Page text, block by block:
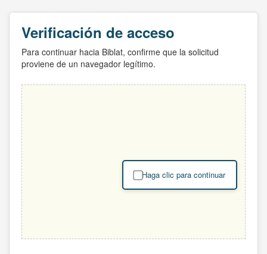
Verificación de acceso
Para continuar hacia Biblat, confirme que la solicitud
proviene de un navegador legítimo.
Haga clic para continuar